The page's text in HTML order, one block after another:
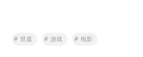
# 世嘉 # 游戏 # 电影